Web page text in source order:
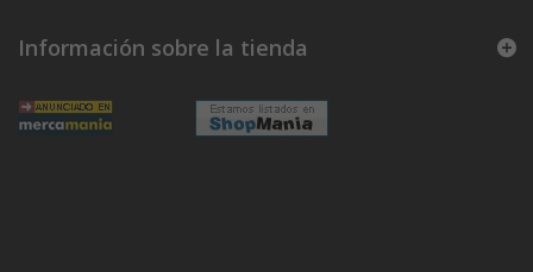
Información sobre la tienda